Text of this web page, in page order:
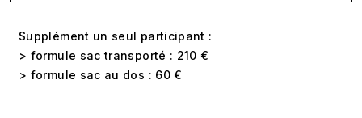
Supplément un seul participant :
> formule sac transporté : 210 €
> formule sac au dos : 60 €